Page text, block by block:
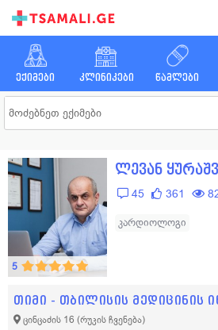
ექიმები კლინიკები წამლები
5
ლევან
45 361
კარდიოლოგი
თიმი - თბილისის მედიცინის
ცინცაძის 16 (რუკის ჩვენება)